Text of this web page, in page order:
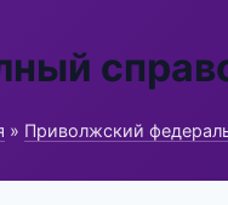
» Приволжский